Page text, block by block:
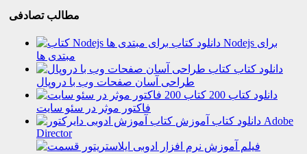
مطالب تصادفی
دانلود کتاب Nodejs برای
مبتدی ها
دانلود کتاب
طراحی آسان صفحات وب با دروپال
دانلود کتاب 200
فاکتور موثر در سئو سایت
دانلود کتاب آموزش Adobe
Director